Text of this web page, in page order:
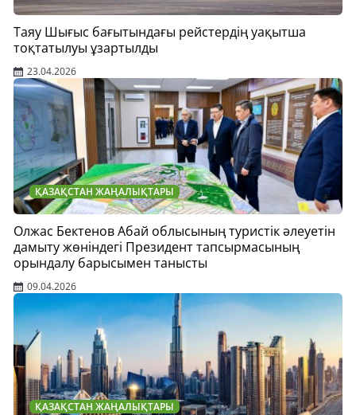
Таяу Шығыс бағытындағы рейстердің уақытша
тоқтатылуы ұзартылды
23.04.2026
ҚАЗАҚСТАН ЖАҢАЛЫҚТАРЫ
Олжас Бектенов Абай облысының туристік әлеуетін
дамыту жөніндегі Президент тапсырмасының
орындалу барысымен танысты
09.04.2026
ҚАЗАҚСТАН ЖАҢАЛЫҚТАРЫ